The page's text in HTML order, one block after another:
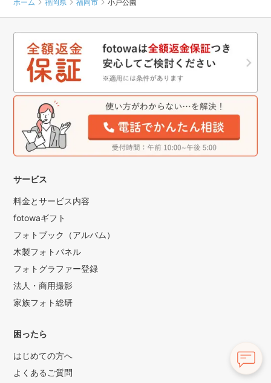
ホーム 福岡県 福岡市 小戸公園
サービス
料金とサービス内容
fotowaギフト
フォトブック（アルバム）
木製フォトパネル
フォトグラファー登録
法人・商用撮影
家族フォト総研
困ったら
はじめての方へ
よくあるご質問